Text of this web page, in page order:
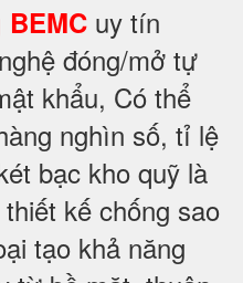
uy tín
đóng/mở tự
khẩu, Có thể
nghìn số, tỉ lệ
bạc kho quỹ là
kế chống sao
tạo khả năng